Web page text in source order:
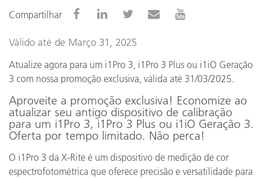
Compartilhar
Válido até de Março 31, 2025
Atualize agora para um i1Pro 3, i1Pro 3 Plus ou i1iO Geração
3 com nossa promoção exclusiva, válida até 31/03/2025.
Aproveite a promoção exclusiva! Economize ao
atualizar seu antigo dispositivo de calibração
para um i1Pro 3, i1Pro 3 Plus ou i1iO Geração 3.
Oferta por tempo limitado. Não perca!
O i1Pro 3 da X-Rite é um dispositivo de medição de cor
espectrofotométrica que oferece precisão e versatilidade para